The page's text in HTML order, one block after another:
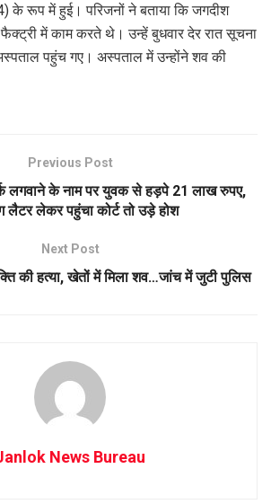
के रूप में हुई। परिजनों ने बताया कि जगदीश
फैक्ट्री में काम करते थे। उन्हें बुधवार देर रात सूचना
पहुंच गए। अस्पताल में उन्होंने शव की
Previous Post
लगवाने के नाम पर युवक से हड़पे 21 लाख रुपए,
लैटर लेकर पहुंचा कोर्ट तो उड़े होश
Next Post
की हत्या, खेतों में मिला शव…जांच में जुटी पुलिस
News Bureau